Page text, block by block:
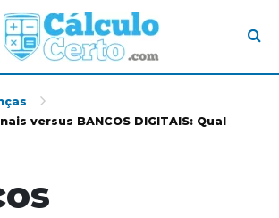
versus BANCOS DIGITAIS: Qual